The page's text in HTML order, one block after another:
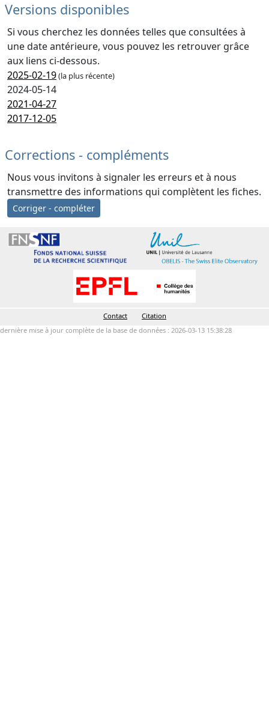
Versions disponibles
Si vous cherchez les données telles que consultées à
une date antérieure, vous pouvez les retrouver grâce
aux liens ci-dessous.
2025-02-19(la plus récente)
2024-05-14
2021-04-27
2017-12-05
Corrections - compléments
Nous vous invitons à signaler les erreurs et à nous
transmettre des informations qui complètent les fiches.
Corriger - compléter
Contact
Citation
dernière mise à jour complète de la base de données : 2026-03-13 15:38:28